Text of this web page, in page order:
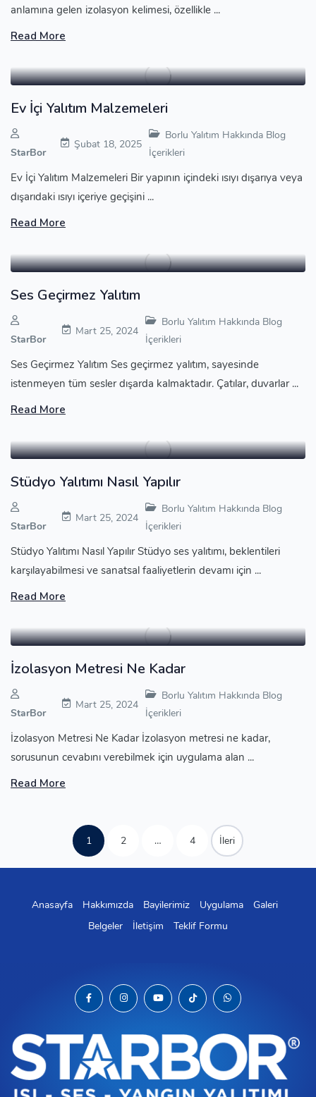
anlamına gelen izolasyon kelimesi, özellikle ...
Read More
Ev İçi Yalıtım Malzemeleri
StarBor
Şubat 18, 2025
Borlu Yalıtım Hakkında Blog
İçerikleri
Ev İçi Yalıtım Malzemeleri Bir yapının içindeki ısıyı dışarıya veya
dışarıdaki ısıyı içeriye geçişini ...
Read More
Ses Geçirmez Yalıtım
StarBor
Mart 25, 2024
Borlu Yalıtım Hakkında Blog
İçerikleri
Ses Geçirmez Yalıtım Ses geçirmez yalıtım, sayesinde
istenmeyen tüm sesler dışarda kalmaktadır. Çatılar, duvarlar ...
Read More
Stüdyo Yalıtımı Nasıl Yapılır
StarBor
Mart 25, 2024
Borlu Yalıtım Hakkında Blog
İçerikleri
Stüdyo Yalıtımı Nasıl Yapılır Stüdyo ses yalıtımı, beklentileri
karşılayabilmesi ve sanatsal faaliyetlerin devamı için ...
Read More
İzolasyon Metresi Ne Kadar
StarBor
Mart 25, 2024
Borlu Yalıtım Hakkında Blog
İçerikleri
İzolasyon Metresi Ne Kadar İzolasyon metresi ne kadar,
sorusunun cevabını verebilmek için uygulama alan ...
Read More
1 2 … 4 İleri
Anasayfa Hakkımızda Bayilerimiz Uygulama
Galeri
Belgeler
İletişim Teklif Formu